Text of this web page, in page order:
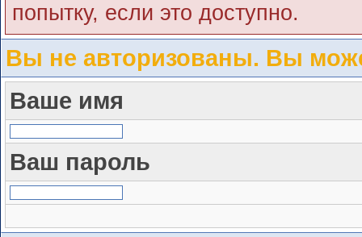
попытку, если это доступно.
Вы не авторизованы. Вы
Ваше имя
Ваш пароль